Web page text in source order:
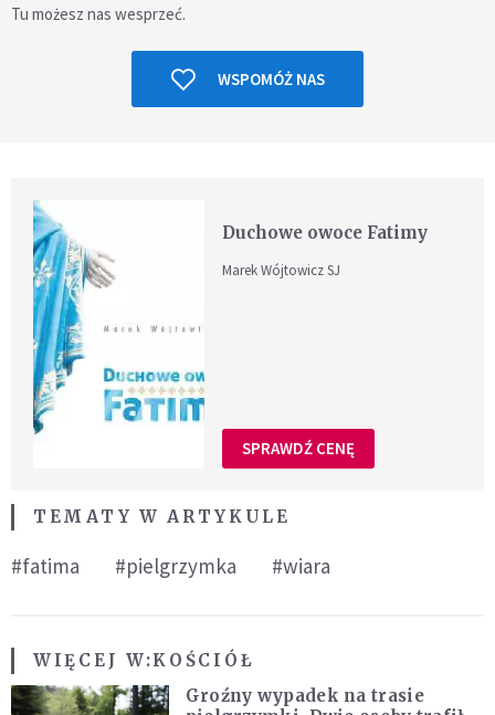
Tu możesz nas wesprzeć.
WSPOMÓŻ NAS
Duchowe owoce Fatimy
Marek Wójtowicz SJ
SPRAWDŹ CENĘ
TEMATY W ARTYKULE
#fatima #pielgrzymka #wiara
WIĘCEJ W:KOŚCIÓŁ
Groźny wypadek na trasie